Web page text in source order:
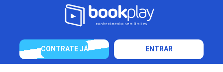
CONTRATE JÁ ENTRAR